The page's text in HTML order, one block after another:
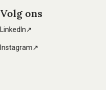
Volg ons
LinkedIn↗
Instagram↗